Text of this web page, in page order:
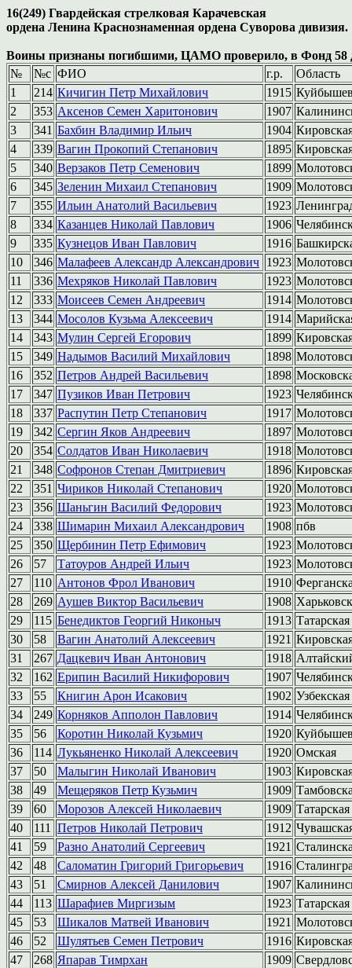
16(249) Гвардейская стрелковая Карачевская
ордена Ленина Краснознаменная ордена Суворова дивизия.
Воины признаны погибшими, ЦАМО проверило, в Фонд 58
№
№c ФИО г.р.
Область
1
214 Кичигин Петр Михайлович 1915
2
353 Аксенов Семен Харитонович 1907
3
341 Бахбин Владимир Ильич 1904
4
339 Вагин Прокопий Степанович 1895
5
340 Верзаков Петр Семенович 1899
6
345 Зеленин Михаил Степанович 1909
7
355 Ильин Анатолий Васильевич 1923
8
334 Казанцев Николай Павлович 1906
9
335 Кузнецов Иван Павлович 1916
10
346 Малафеев Александр Александрович 1923
11
336 Мехряков Николай Павлович 1923
12
333 Моисеев Семен Андреевич 1914
13
344 Мосолов Кузьма Алексеевич 1914
14
343 Мулин Сергей Егорович 1899
15
349 Надымов Василий Михайлович 1898
16
352 Петров Андрей Васильевич 1898
17
347 Пузиков Иван Петрович 1923
18
337 Распутин Петр Степанович 1917
19
342 Сергин Яков Андреевич 1897
20
354 Солдатов Иван Николаевич 1918
21
348 Софронов Степан Дмитриевич 1896
22
351 Чириков Николай Степанович 1920
23
356 Шаньгин Василий Федорович 1923
24
338 Шимарин Михаил Александрович 1908 пбв
25
350 Щербинин Петр Ефимович 1923
26
57 Татоуров Андрей Ильич 1923
27
110 Антонов Фрол Иванович 1910
28
269 Аушев Виктор Васильевич 1908
29
115 Бенедиктов Георгий Никоныч 1913 Татарская
30
58 Вагин Анатолий Алексеевич 1921
31
267 Дацкевич Иван Антонович 1918
32
162 Ерипин Василий Никифорович 1907
33
55 Книгин Арон Исакович 1902 Узбекская
34
249 Корняков Апполон Павлович 1914
35
56 Коротин Николай Кузьмич 1920
36
114 Лукьяненко Николай Алексеевич 1920 Омская
37
50 Малыгин Николай Иванович 1903
38
49 Мещеряков Петр Кузьмич 1909
39
60 Морозов Алексей Николаевич 1909 Татарская
40
111 Петров Николай Петрович 1912
41
59 Разно Анатолий Сергеевич 1921
42
48 Саломатин Григорий Григорьевич 1916
43
51 Смирнов Алексей Данилович 1907
44
113 Шарафиев Миргизым 1923 Татарская
45
53 Шикалов Матвей Иванович 1921
46
52 Шулятьев Семен Петрович 1916
47
268 Япарав Тимрхан 1909